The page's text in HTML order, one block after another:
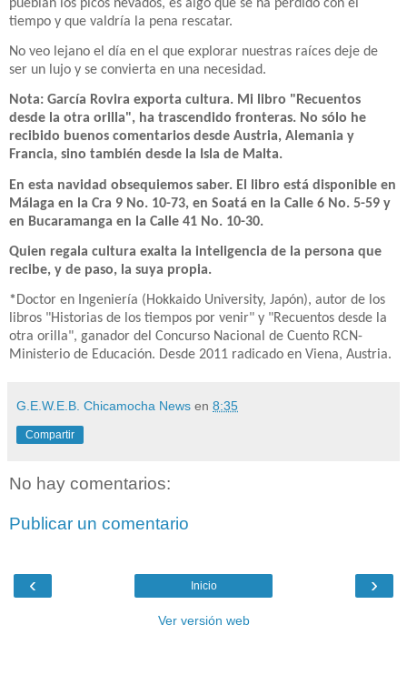
pueblan los picos nevados, es algo que se ha perdido con el
tiempo y que valdría la pena rescatar.
No veo lejano el día en el que explorar nuestras raíces deje de
ser un lujo y se convierta en una necesidad.
Nota: García Rovira exporta cultura. Mi libro "Recuentos
desde la otra orilla", ha trascendido fronteras. No sólo he
recibido buenos comentarios desde Austria, Alemania y
Francia, sino también desde la Isla de Malta.
En esta navidad obsequiemos saber. El libro está disponible en
Málaga en la Cra 9 No. 10-73, en Soatá en la Calle 6 No. 5-59 y
en Bucaramanga en la Calle 41 No. 10-30.
Quien regala cultura exalta la inteligencia de la persona que
recibe, y de paso, la suya propia.
*Doctor en Ingeniería (Hokkaido University, Japón), autor de los
libros "Historias de los tiempos por venir" y "Recuentos desde la
otra orilla", ganador del Concurso Nacional de Cuento RCN-
Ministerio de Educación. Desde 2011 radicado en Viena, Austria.
G.E.W.E.B. Chicamocha News en 8:35
Compartir
No hay comentarios:
Publicar un comentario
‹ ›
Inicio
Ver versión web